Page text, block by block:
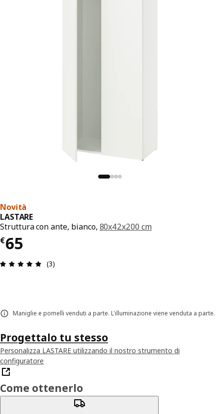
Novità
LASTARE
Struttura con ante, bianco, 80x42x200 cm
€65
Prezzo € 65
Recensione: 5 di 5 stelle. Recensioni totali: 3
(3)
Maniglie e pomelli venduti a parte. L'illuminazione viene venduta a parte.
Progettalo tu stesso
Personalizza LASTARE utilizzando il nostro strumento di
configuratore
Come ottenerlo